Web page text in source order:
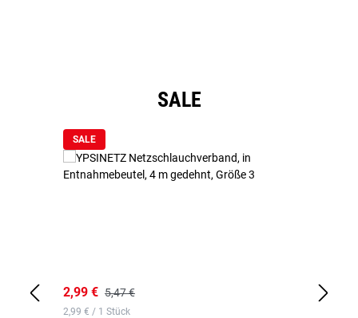
SALE
SALE
2,99 € 5,47 €
2,99 € / 1 Stück